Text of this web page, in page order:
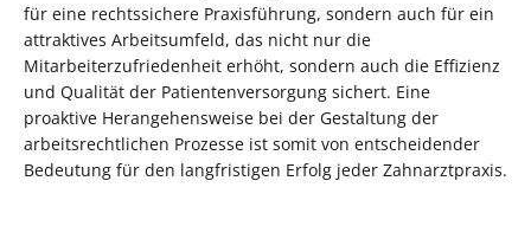
für eine rechtssichere Praxisführung, sondern auch für ein
attraktives Arbeitsumfeld, das nicht nur die
Mitarbeiterzufriedenheit erhöht, sondern auch die Effizienz
und Qualität der Patientenversorgung sichert. Eine
proaktive Herangehensweise bei der Gestaltung der
arbeitsrechtlichen Prozesse ist somit von entscheidender
Bedeutung für den langfristigen Erfolg jeder Zahnarztpraxis.